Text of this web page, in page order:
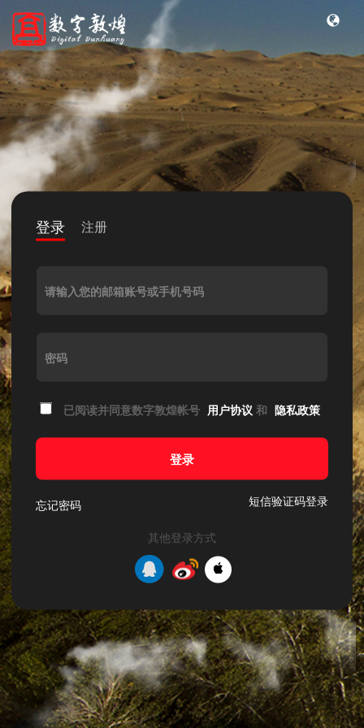
登录 注册
请输入您的邮箱账号或手机号码
密码
已阅读并同意数字敦煌帐号 用户协议 和 隐私政策
登录
忘记密码 短信验证码登录
其他登录方式